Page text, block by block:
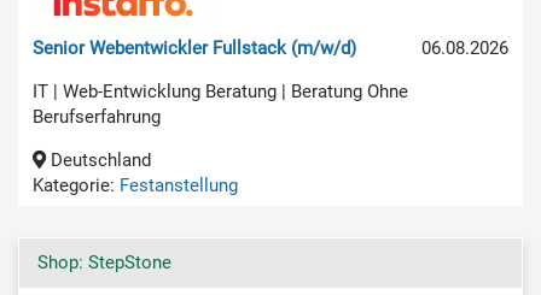
06.08.2026
Senior Webentwickler Fullstack (m/w/d)
IT | Web-Entwicklung Beratung | Beratung Ohne
Berufserfahrung
Deutschland
Kategorie: Festanstellung
Shop: StepStone